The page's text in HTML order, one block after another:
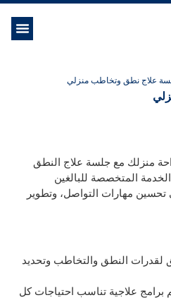
علاج نطق وتخاطب منزلي
منزلك مع جلسة علاج النطق
المتخصصة للبالغين
مهارات التواصل، وتطوير
لقدرات النطق والتخاطب وتحديد
برامج علاجية تناسب احتياجات كل